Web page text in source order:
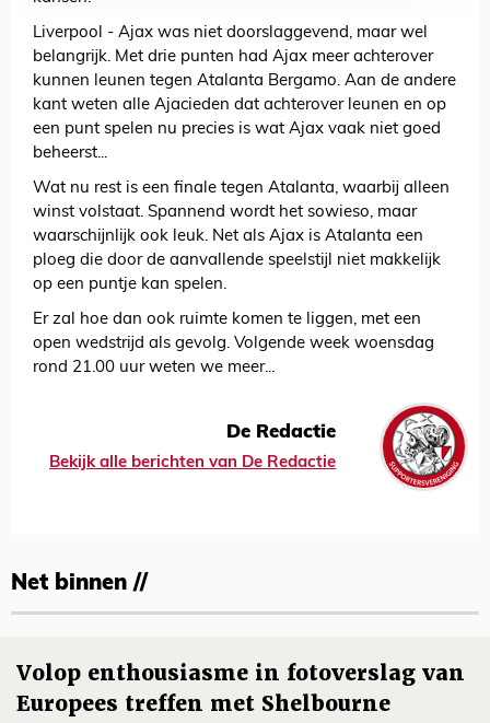
Liverpool - Ajax was niet doorslaggevend, maar wel
belangrijk. Met drie punten had Ajax meer achterover
kunnen leunen tegen Atalanta Bergamo. Aan de andere
kant weten alle Ajacieden dat achterover leunen en op
een punt spelen nu precies is wat Ajax vaak niet goed
beheerst...
Wat nu rest is een finale tegen Atalanta, waarbij alleen
winst volstaat. Spannend wordt het sowieso, maar
waarschijnlijk ook leuk. Net als Ajax is Atalanta een
ploeg die door de aanvallende speelstijl niet makkelijk
op een puntje kan spelen.
Er zal hoe dan ook ruimte komen te liggen, met een
open wedstrijd als gevolg. Volgende week woensdag
rond 21.00 uur weten we meer...
De Redactie
Bekijk alle berichten van De Redactie
Net binnen //
Volop enthousiasme in fotoverslag van
Europees treffen met Shelbourne